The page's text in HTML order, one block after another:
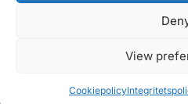
View
Cookiepolicy
© 2026 Affärsstaden.se